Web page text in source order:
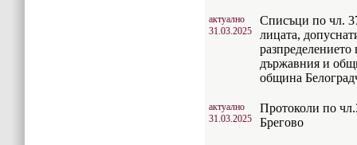
актуално
31.03.2025
Списъци по чл.
лицата,
държавния и
община
актуално
31.03.2025
Протоколи по
Брегово